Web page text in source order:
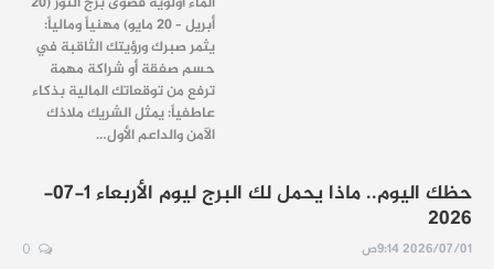
أبريل – 20 مايو) مهنياً ومالياً:
يثمر صبرك ورؤيتك الثاقبة في
حسم صفقة أو شراكة مهمة
ترفع من توقعاتك المالية بذكاء
عاطفياً: يمثل الشريك ملاذك
الآمن والداعم الأول…
حظك اليوم.. ماذا يحمل لك البرج ليوم الأربعاء 1-07-
2026
2026/07/01 9:14ص